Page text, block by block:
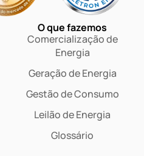
O que fazemos
Comercialização de
Energia
Geração de Energia
Gestão de Consumo
Leilão de Energia
Glossário